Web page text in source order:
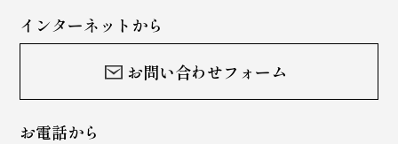
インターネットから
お問い合わせフォーム
お電話から